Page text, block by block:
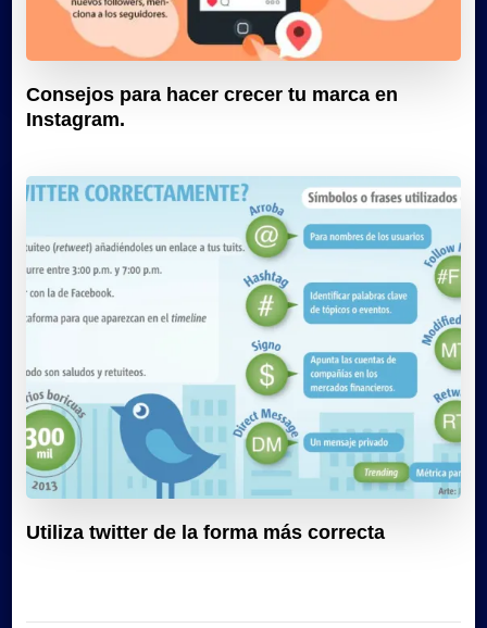
Consejos para hacer crecer tu marca en
Instagram.
Utiliza twitter de la forma más correcta